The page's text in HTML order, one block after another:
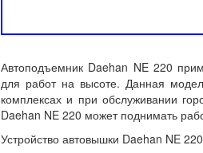
Автоподъемник Daehan NE 220
для работ на высоте. Данная
комплексах и при обслуживании
Daehan NE 220 может поднимать
Устройство автовышки Daehan NE 220